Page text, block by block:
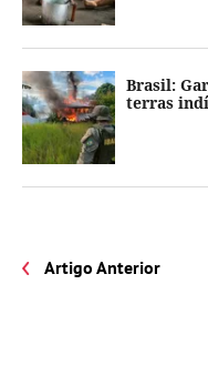
Brasil:
terras
Artigo Anterior